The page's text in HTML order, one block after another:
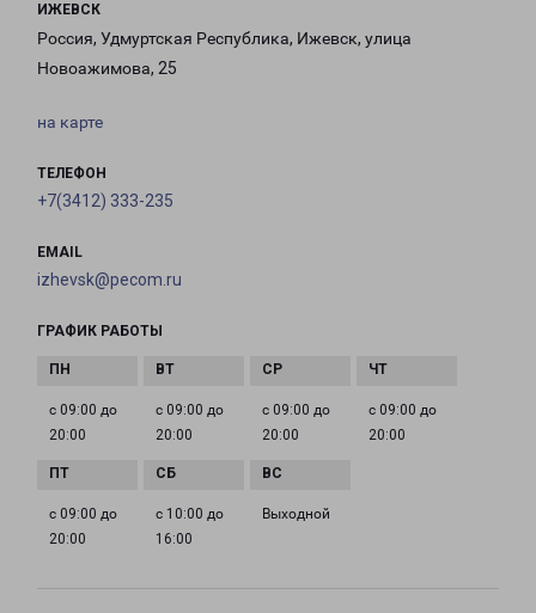
ИЖЕВСК
Россия, Удмуртская Республика, Ижевск, улица
Новоажимова, 25
на карте
ТЕЛЕФОН
+7(3412) 333-235
EMAIL
izhevsk@pecom.ru
ГРАФИК РАБОТЫ
с 09:00 до
20:00
с 09:00 до
20:00
с 09:00 до
20:00
с 09:00 до
20:00
с 09:00 до
20:00
с 10:00 до
16:00
Выходной